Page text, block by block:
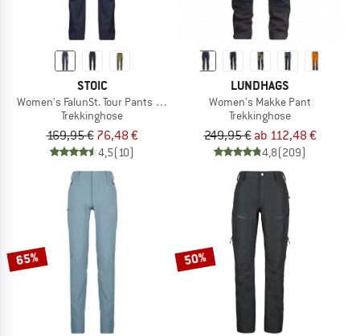
STOIC
Women's FalunSt. Tour Pants Light
Trekkinghose
169,95 € 76,48 €
4,5(10)
LUNDHAGS
Women's Makke Pant
Trekkinghose
249,95 € ab 112,48 €
4,8(209)
65% 50%